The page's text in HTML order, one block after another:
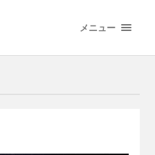
メニュー